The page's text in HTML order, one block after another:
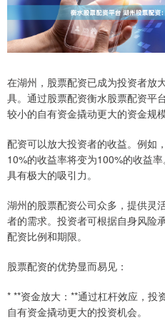
在湖州，股票配资已成为投资者放
具。通过股票配资衡水股票配资平
较小的自有资金撬动更大的资金规
配资可以放大投资者的收益。例如
10%的收益率将变为100%的收益
具有极大的吸引力。
湖州的股票配资公司众多，提供灵
者的需求。投资者可根据自身风险
配资比例和期限。
股票配资的优势显而易见：
* **资金放大：**通过杠杆效应，投
自有资金撬动更大的投资机会。